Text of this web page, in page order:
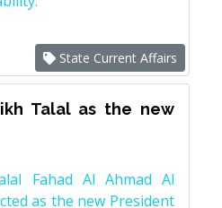
State Current Affairs
Talal as the new
Fahad Al Ahmad Al
as the new President